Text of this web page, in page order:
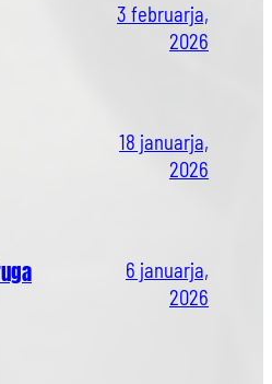
3 februarja,
2026
18 januarja,
2026
6 januarja,
2026